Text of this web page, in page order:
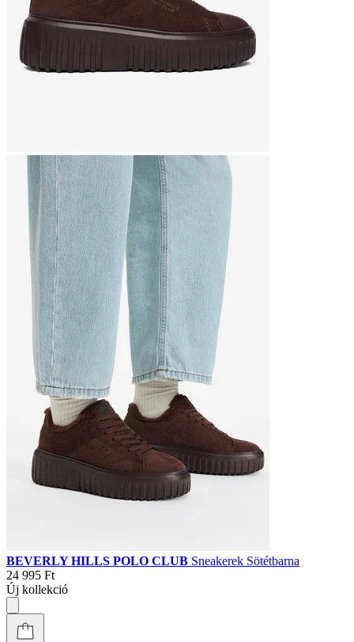
BEVERLY HILLS POLO CLUB Sneakerek Sötétbarna
24 995 Ft
Új kollekció